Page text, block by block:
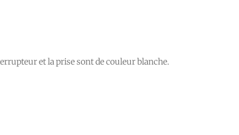
et la prise sont de couleur blanche.